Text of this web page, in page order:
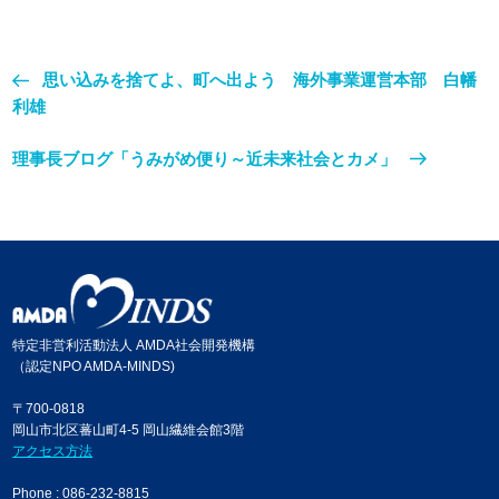
思い込みを捨てよ、町へ出よう 海外事業運営本部 白幡
利雄
理事長ブログ「うみがめ便り～近未来社会とカメ」
特定非営利活動法人 AMDA社会開発機構
（認定NPO AMDA-MINDS)
〒700-0818
岡山市北区蕃山町4-5 岡山繊維会館3階
アクセス方法
Phone : 086-232-8815